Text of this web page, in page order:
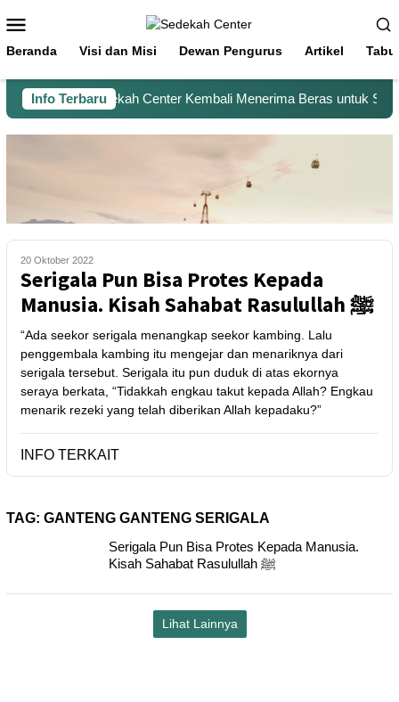
Beranda Visi dan Misi Dewan Pengurus Artikel
Info TerbaruSedekah Center Kembali Menerima Beras untuk Santri
20 Oktober 2022
Serigala Pun Bisa Protes Kepada
Manusia. Kisah Sahabat Rasulullah ﷺ
“Ada seekor serigala menangkap seekor kambing. Lalu
penggembala kambing itu mengejar dan menariknya dari
serigala tersebut. Serigala itu pun duduk di atas ekornya
seraya berkata, “Tidakkah engkau takut kepada Allah? Engkau
menarik rezeki yang telah diberikan Allah kepadaku?”
INFO TERKAIT
TAG: GANTENG GANTENG SERIGALA
Serigala Pun Bisa Protes Kepada Manusia.
Kisah Sahabat Rasulullah ﷺ
Lihat Lainnya